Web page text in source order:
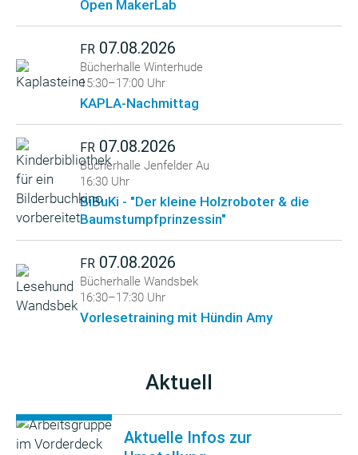
Open MakerLab
FR 07.08.2026
Bücherhalle Winterhude
15:30–17:00 Uhr
KAPLA-Nachmittag
FR 07.08.2026
Bücherhalle Jenfelder Au
16:30 Uhr
BiBuKi - "Der kleine Holzroboter & die
Baumstumpfprinzessin"
FR 07.08.2026
Bücherhalle Wandsbek
16:30–17:30 Uhr
Vorlesetraining mit Hündin Amy
Aktuell
Aktuelle Infos zur